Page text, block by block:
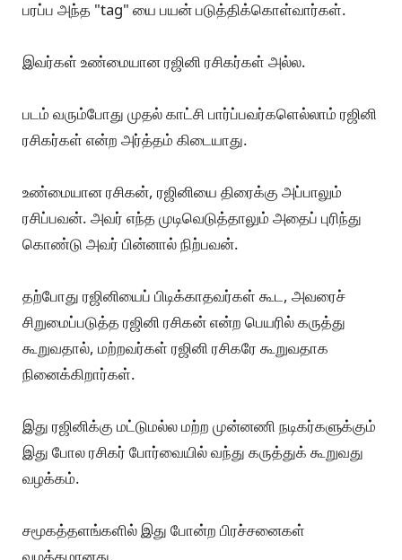
எதிர்க்கிறாங்களே?
ப: ரசிகர்கள் சிலருக்கு ரஜினி அரசியலுக்கு வந்து
இங்குள்ள சாக்கடையில் அவர் மாட்டிக்கொள்ளக் கூடாது
என்ற அவர் மீதான அன்பே அவரை அரசியலுக்கு வர
வேண்டாம் என்று கூறக்காரணம்.
"நானும் ரஜினி ரசிகன் தான்"ன்னு பல பேர் திடீர் திடீர்ன்னு
வழக்கமா ரஜினி படம் வரும் போது எதிர்மறையான
விமர்சனங்களை ஊடகங்களிலும், சமூகத்தளங்களிலும்
பரப்ப அந்த "tag" யை பயன் படுத்திக்கொள்வார்கள்.
இவர்கள் உண்மையான ரஜினி ரசிகர்கள் அல்ல.
படம் வரும்போது முதல் காட்சி பார்ப்பவர்களெல்லாம் ரஜினி
ரசிகர்கள் என்ற அர்த்தம் கிடையாது.
உண்மையான ரசிகன், ரஜினியை திரைக்கு அப்பாலும்